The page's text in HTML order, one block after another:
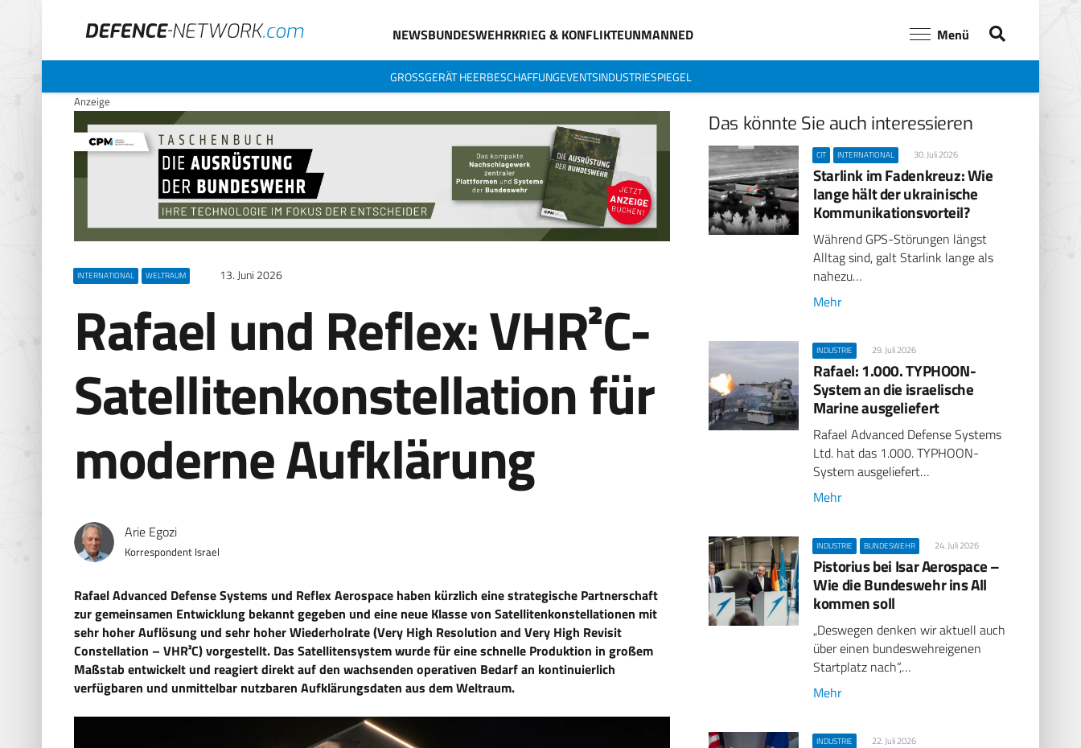
NEWSBUNDESWEHRKRIEG & KONFLIKTEUNMANNED Menü
GROSSGERÄT HEERBESCHAFFUNGEVENTSINDUSTRIESPIEGEL
Anzeige
INTERNATIONAL WELTRAUM 13. Juni 2026
Rafael und Reflex: VHR²C-
Satellitenkonstellation für
moderne Aufklärung
Arie Egozi
Korrespondent Israel
Rafael Advanced Defense Systems und Reflex Aerospace haben kürzlich eine strategische Partnerschaft
zur gemeinsamen Entwicklung bekannt gegeben und eine neue Klasse von Satellitenkonstellationen mit
sehr hoher Auflösung und sehr hoher Wiederholrate (Very High Resolution and Very High Revisit
Constellation – VHR²C) vorgestellt. Das Satellitensystem wurde für eine schnelle Produktion in großem
Maßstab entwickelt und reagiert direkt auf den wachsenden operativen Bedarf an kontinuierlich
verfügbaren und unmittelbar nutzbaren Aufklärungsdaten aus dem Weltraum.
Das könnte Sie auch interessieren
CIT INTERNATIONAL 30. Juli 2026
Starlink im Fadenkreuz: Wie
lange hält der ukrainische
Kommunikationsvorteil?
Während GPS-Störungen längst
Alltag sind, galt Starlink lange als
nahezu…
Mehr
INDUSTRIE 29. Juli 2026
Rafael: 1.000. TYPHOON-
System an die israelische
Marine ausgeliefert
Rafael Advanced Defense Systems
Ltd. hat das 1.000. TYPHOON-
System ausgeliefert…
Mehr
INDUSTRIE BUNDESWEHR 24. Juli 2026
Pistorius bei Isar Aerospace –
Wie die Bundeswehr ins All
kommen soll
„Deswegen denken wir aktuell auch
über einen bundeswehreigenen
Startplatz nach“,…
Mehr
INDUSTRIE 22. Juli 2026